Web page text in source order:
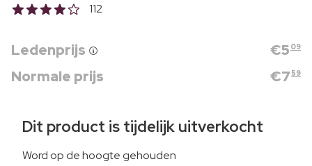
112
Ledenprijs €5 09
Normale prijs €7 59
Dit product is tijdelijk uitverkocht
Word op de hoogte gehouden